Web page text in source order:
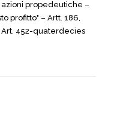
propedeutiche –
profitto" – Artt. 186,
452-quaterdecies